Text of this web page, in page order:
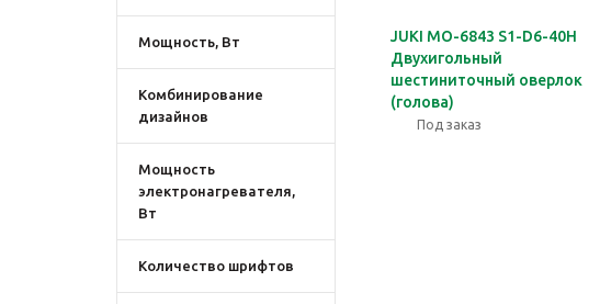
Мощность, Вт
Комбинирование
дизайнов
Мощность
электронагревателя,
Вт
Количество шрифтов
JUKI MO-6843 S1-D6-40H
Двухигольный
шестиниточный оверлок
(голова)
Под заказ